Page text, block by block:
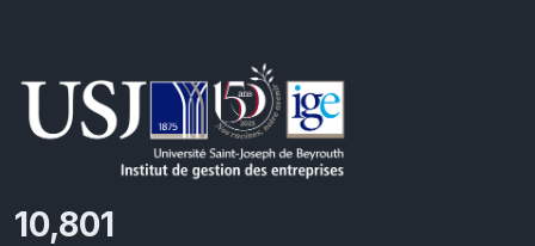
11,418